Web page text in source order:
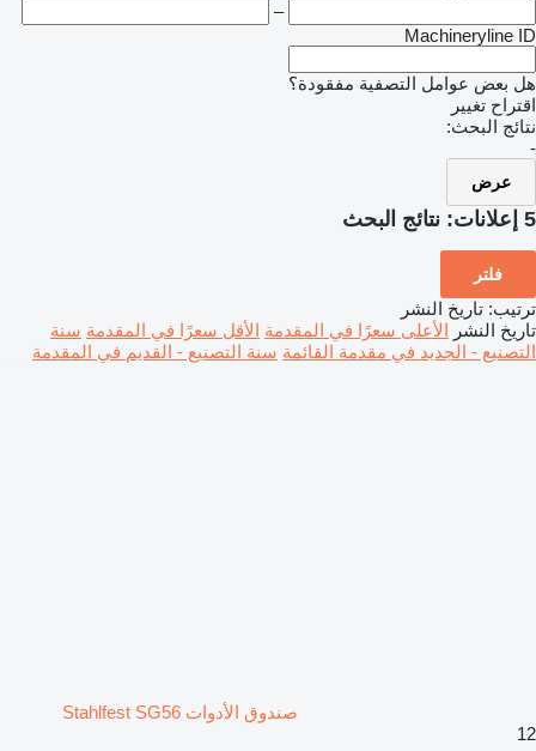
–
Machineryline ID
هل بعض عوامل التصفية مفقودة؟
اقتراح تغيير
نتائج البحث:
-
عرض
5 إعلانات: نتائج البحث
فلتر
ترتيب: تاريخ النشر
تاريخ النشر الأعلى سعرًا في المقدمة الأقل سعرًا في المقدمة سنة
التصنيع - الجديد في مقدمة القائمة سنة التصنيع - القديم في المقدمة
صندوق الأدوات Stahlfest SG56
12